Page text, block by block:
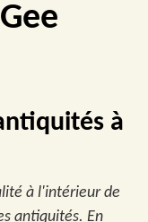
à
à l'intérieur de
antiquités. En